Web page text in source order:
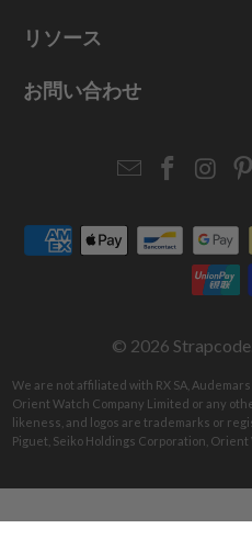
リソース
お問い合わせ
Email
© 2026 Strapcode
We are not affiliated with RX SA,
Orient Watch Company Limited or any
likeness, and logos are trademarks or
Piguet, Seiko Holdings Corporation,